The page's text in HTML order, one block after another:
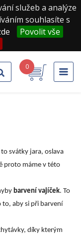
služeb a analýze
souhlasíte s
Povolit vše
0
svátky jara, oslava
proto máme v této
barvení vajíček. To
to, aby si při barvení
díky kterým